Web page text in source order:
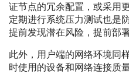
证节点的冗余配置，或采用
定期进行系统压力测试也是
提前发现潜在风险，提前部
此外，用户端的网络环境同
时使用的设备和网络连接质